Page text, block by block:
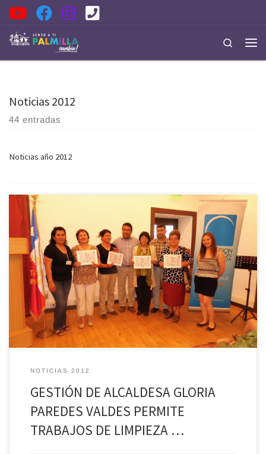
Saltar al contenido
Search
Noticias 2012
44 entradas
Noticias año 2012
El equipo de profesionales del programa Servicio País de la Fundación
de la Superación de la Pobreza trabaja directamente con la
comunidad, organizaciones sociales, juntas vecinales, entre otras, y
es en estas instancias de acercamiento con la comunidad donde surge
la inquietud desde las beneficiarias de trabajar temáticas de cuidado
[…]
NOTICIAS 2012
GESTIÓN DE ALCALDESA GLORIA
PAREDES VALDES PERMITE
TRABAJOS DE LIMPIEZA …